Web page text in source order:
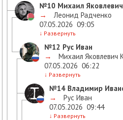
№10 Михаил
→
Леонид Радченко
07.05.2026 09:05
↓ Развернуть
№12 Рус Иван
→
Михаил Яковлевич
07.05.2026 06:22
↓ Развернуть
№14 Владимир
→
Рус Иван
07.05.2026 09:44
↓ Развернуть